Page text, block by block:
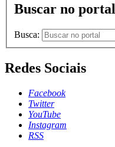
Buscar no portal
Busca:
Redes Sociais
Facebook
Twitter
YouTube
Instagram
RSS